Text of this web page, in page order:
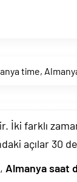
time,
İki farklı
açılar 30
, Almanya saat